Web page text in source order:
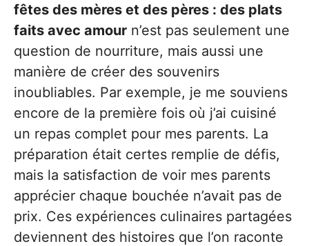
fêtes des mères et des pères : des plats
faits avec amour n’est pas seulement une
question de nourriture, mais aussi une
manière de créer des souvenirs
inoubliables. Par exemple, je me souviens
encore de la première fois où j’ai cuisiné
un repas complet pour mes parents. La
préparation était certes remplie de défis,
mais la satisfaction de voir mes parents
apprécier chaque bouchée n’avait pas de
prix. Ces expériences culinaires partagées
deviennent des histoires que l’on raconte